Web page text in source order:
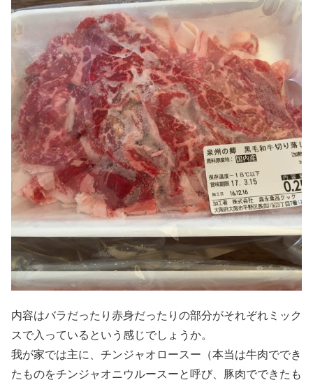
内容はバラだったり赤身だったりの部分がそれぞれミック
スで入っているという感じでしょうか。
我が家では主に、チンジャオロースー（本当は牛肉ででき
たものをチンジャオニウルースーと呼び、豚肉でできたも